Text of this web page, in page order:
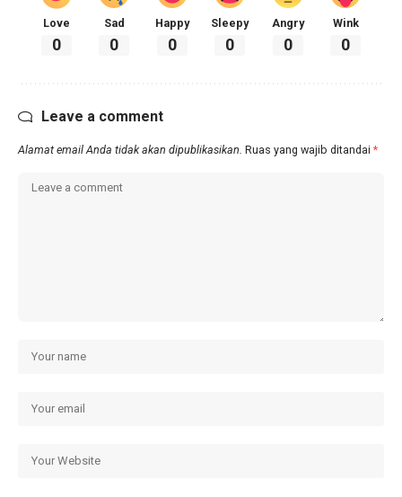
Love
0
Sad
0
Happy
0
Sleepy
0
Angry
0
Wink
0
Leave a comment
Alamat email Anda tidak akan dipublikasikan. Ruas yang wajib ditandai *